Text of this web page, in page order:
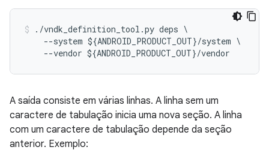
./vndk_definition_tool .py deps \
--system ${ANDROID_PRODUCT_OUT}/system
--vendor ${ANDROID_PRODUCT_OUT}/vendor
A saída consiste em várias linhas. A linha sem um
caractere de tabulação inicia uma nova seção. A linha
com um caractere de tabulação depende da seção
anterior. Exemplo: